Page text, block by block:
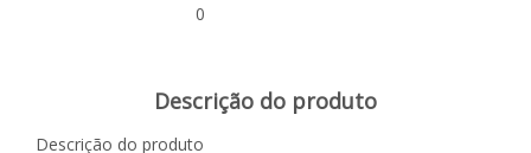
0
Descrição do produto
Descrição do produto